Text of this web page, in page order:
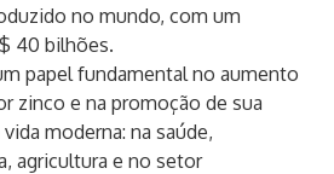
no mundo, com um
40 bilhões.
papel fundamental no aumento
zinco e na promoção de sua
moderna: na saúde,
agricultura e no setor